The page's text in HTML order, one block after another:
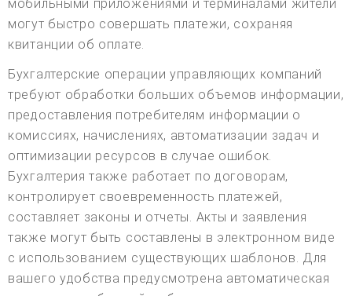
мобильными приложениями и терминалами жители
могут быстро совершать платежи, сохраняя
квитанции об оплате.
Бухгалтерские операции управляющих компаний
требуют обработки больших объемов информации,
предоставления потребителям информации о
комиссиях, начислениях, автоматизации задач и
оптимизации ресурсов в случае ошибок.
Бухгалтерия также работает по договорам,
контролирует своевременность платежей,
составляет законы и отчеты. Акты и заявления
также могут быть составлены в электронном виде
с использованием существующих шаблонов. Для
вашего удобства предусмотрена автоматическая